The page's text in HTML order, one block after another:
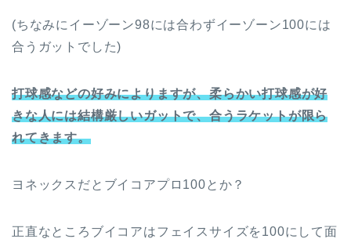
(ちなみにイーゾーン98には合わずイーゾーン100には
合うガットでした)
打球感などの好みによりますが、柔らかい打球感が好
きな人には結構厳しいガットで、合うラケットが限ら
れてきます。
ヨネックスだとブイコアプロ100とか？
正直なところブイコアはフェイスサイズを100にして面